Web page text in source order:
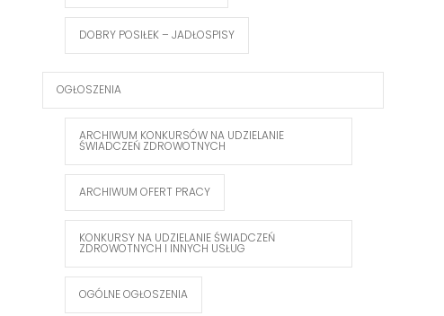
DOBRY POSIŁEK – JADŁOSPISY
OGŁOSZENIA
ARCHIWUM KONKURSÓW NA UDZIELANIE
ŚWIADCZEŃ ZDROWOTNYCH
ARCHIWUM OFERT PRACY
KONKURSY NA UDZIELANIE ŚWIADCZEŃ
ZDROWOTNYCH I INNYCH USŁUG
OGÓLNE OGŁOSZENIA